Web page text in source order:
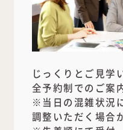
じっくりとご見学
全予約制でのご案
※当日の混雑状況
調整いただく場合